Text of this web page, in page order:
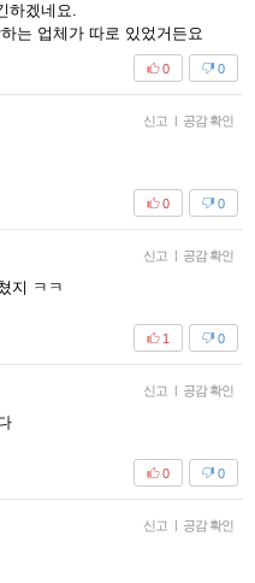
하겠네요.
는 업체가 따로 있었거든요
0
0
신고 공감 확인
0
0
신고 공감 확인
지 ㅋㅋ
0
1
신고 공감 확인
0
0
신고 공감 확인